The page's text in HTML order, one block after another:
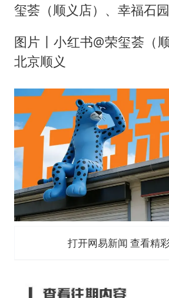
玺荟（顺义店）、幸福石
图片丨小红书@荣玺荟（
北京顺义
打开网易新闻 查看精